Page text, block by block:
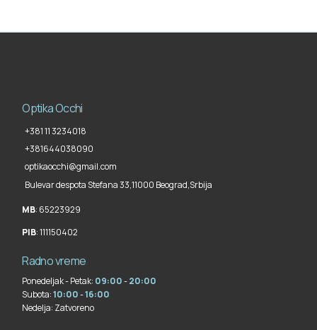
Optika Occhi
+381 11 3234018
+381644038090
optikaocchi@gmail.com
Bulevar despota Stefana 33,11000 Beograd,Srbija
MB: 65223929
PIB: 111150402
Radno vreme
Ponedeljak - Petak: 09:00-20:00
Subota:10:00-16:00
Nedelja: Zatvoreno